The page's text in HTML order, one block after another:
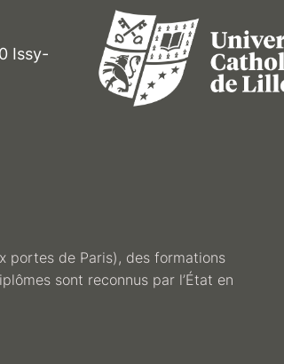
Issy-
portes de Paris), des formations
sont reconnus par l’État en